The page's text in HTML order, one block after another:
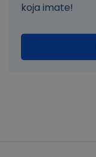
koja imate!